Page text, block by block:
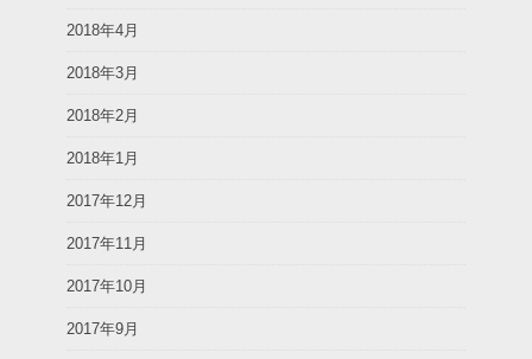
2018年4月
2018年3月
2018年2月
2018年1月
2017年12月
2017年11月
2017年10月
2017年9月